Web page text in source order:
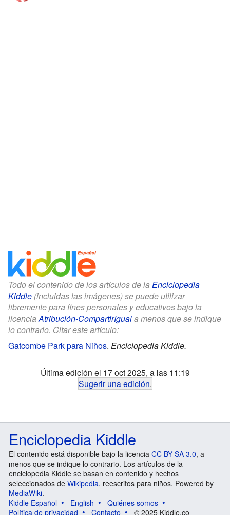
Todo el contenido de los artículos de la Enciclopedia
Kiddle (incluidas las imágenes) se puede utilizar
libremente para fines personales y educativos bajo la
licencia Atribución-CompartirIguala menos que se indique
lo contrario. Citar este artículo:
Gatcombe Park para Niños. Enciclopedia Kiddle.
Última edición el 17 oct 2025, a las 11:19
Sugerir una edición.
Enciclopedia Kiddle
El contenido está disponible bajo la licencia CC BY-SA 3.0, a
menos que se indique lo contrario. Los artículos de la
enciclopedia Kiddle se basan en contenido y hechos
seleccionados de Wikipedia, reescritos para niños. Powered by
MediaWiki.
Kiddle Español
English
Quiénes somos
Política de privacidad
Contacto © 2025 Kiddle.co